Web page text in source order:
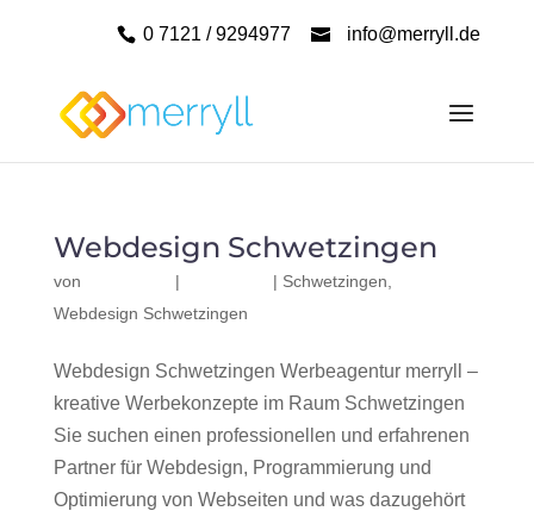
0 7121 / 9294977 info@merryll.de
Webdesign Schwetzingen
von | | Schwetzingen
Webdesign Schwetzingen
Webdesign Schwetzingen Werbeagentur merryll –
kreative Werbekonzepte im Raum Schwetzingen
Sie suchen einen professionellen und erfahrenen
Partner für Webdesign, Programmierung und
Optimierung von Webseiten und was dazugehört